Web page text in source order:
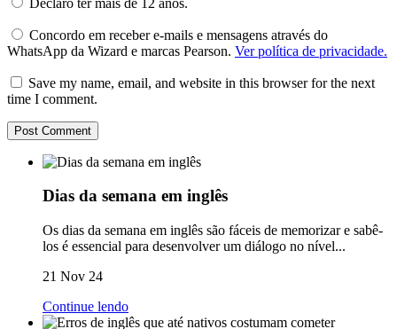
Concordo em receber e-mails e mensagens através do
WhatsApp da Wizard e marcas Pearson. Ver política de privacidade.
Save my name, email, and website in this browser for the next
time I comment.
Dias da semana em inglês
Os dias da semana em inglês são fáceis de memorizar e sabê-
los é essencial para desenvolver um diálogo no nível...
21 Nov 24
Continue lendo